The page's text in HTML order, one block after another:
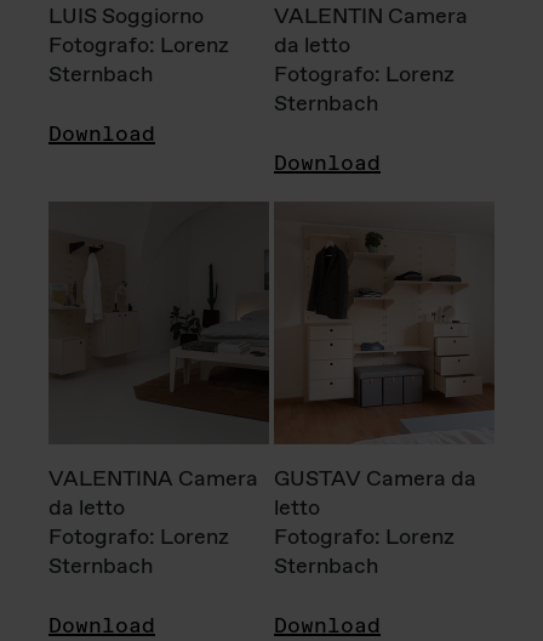
LUIS Soggiorno
Fotografo: Lorenz
Sternbach
Download
VALENTIN Camera
da letto
Fotografo: Lorenz
Sternbach
Download
VALENTINA Camera
da letto
Fotografo: Lorenz
Sternbach
Download
GUSTAV Camera da
letto
Fotografo: Lorenz
Sternbach
Download